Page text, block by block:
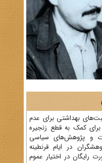
بهداشتی برای عدم
به ویروس کووید 19 و برای کمک به قطع زنجیره
و پژوهش‌های سیاسی
در ایام قرنطینه
رایگان در اختیار عموم